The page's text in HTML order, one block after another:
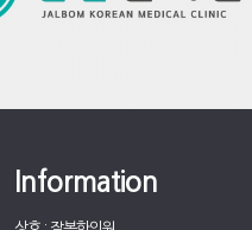
Information